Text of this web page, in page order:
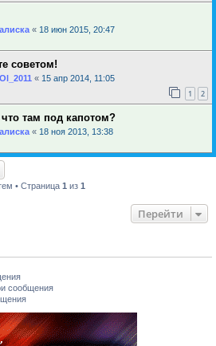
алиска « 18 июн 2015, 20:47
советом!
Ol_2011 « 15 апр 2014, 11:05
1 2
там под капотом?
алиска « 18 ноя 2013, 13:38
• Страница 1 из 1
Перейти
сообщения